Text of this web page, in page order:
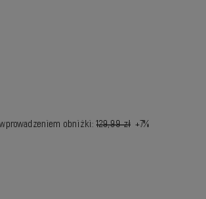
obniżki: 129,99 zł +7%